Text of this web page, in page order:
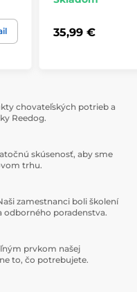
35,99 €
chovateľských potrieb a
Reedog.
skúsenosť, aby sme
trhu.
zamestnanci boli školení
odborného poradenstva.
prvkom našej
to, čo potrebujete.